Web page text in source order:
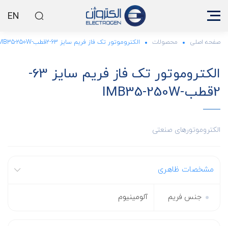
EN
صفحه اصلی محصولات الکتروموتور تک فاز فریم سایز 63-2قطب-IMB35-250W
الکتروموتور تک فاز فریم سایز 63-
2قطب-IMB35-250W
الکتروموتورهای صنعتی
مشخصات ظاهری
جنس فریم آلومینیوم